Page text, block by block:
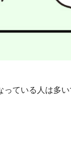
ている人は多い